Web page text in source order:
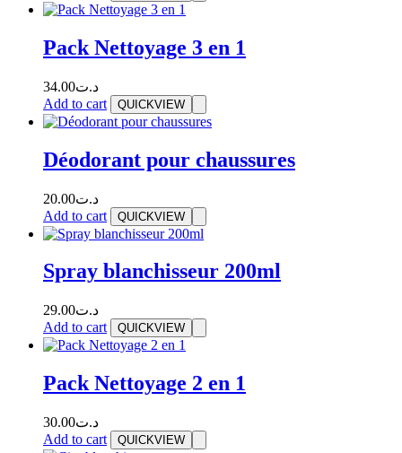
Pack Nettoyage 3 en 1
د.ت34.00
Add to cart
QUICKVIEW
Déodorant pour chaussures
د.ت20.00
Add to cart
QUICKVIEW
Spray blanchisseur 200ml
د.ت29.00
Add to cart
QUICKVIEW
Pack Nettoyage 2 en 1
د.ت30.00
Add to cart
QUICKVIEW